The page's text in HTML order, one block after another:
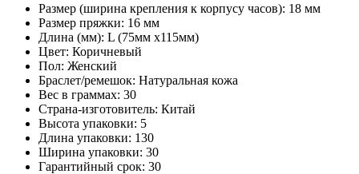
Размер (ширина крепления к корпусу часов): 18 мм
Размер пряжки: 16 мм
Длина (мм): L (75мм x115мм)
Цвет: Коричневый
Пол: Женский
Браслет/ремешок: Натуральная кожа
Вес в граммах: 30
Страна-изготовитель: Китай
Высота упаковки: 5
Длина упаковки: 130
Ширина упаковки: 30
Гарантийный срок: 30